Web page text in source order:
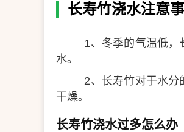
长寿竹浇水注意
1、冬季的气温低，
水。
2、长寿竹对于水分
干燥。
长寿竹浇水过多怎么办